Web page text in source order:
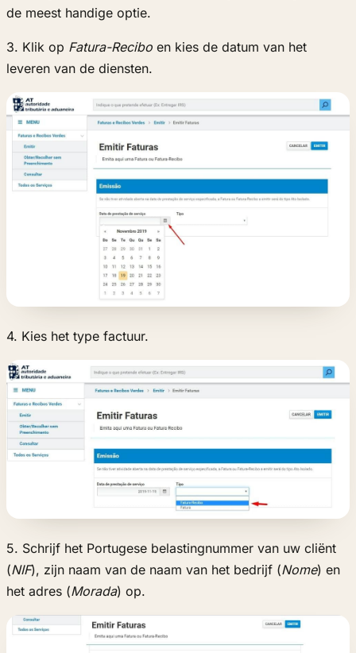
de meest handige optie.
3. Klik op Fatura-Recibo en kies de datum van het
leveren van de diensten.
4. Kies het type factuur.
5. Schrijf het Portugese belastingnummer van uw cliënt
(NIF), zijn naam van de naam van het bedrijf (Nome) en
het adres (Morada) op.